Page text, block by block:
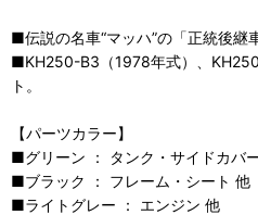
■伝説の名車“マッハ”の「正統後継
■KH250-B3（1978年式）、
ト。
【パーツカラー】
■グリーン ： タンク・サイドカバ
■ブラック ： フレーム・シート 他
■ライトグレー ： エンジン 他